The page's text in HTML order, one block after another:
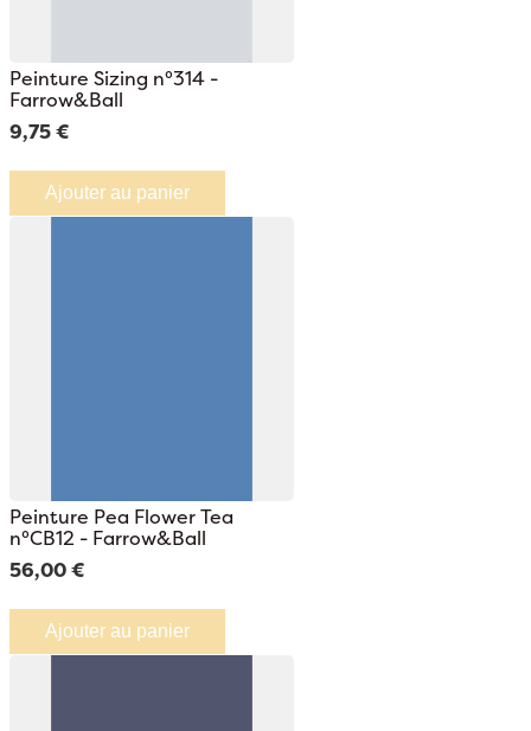
Peinture Sizing n°314 -
Farrow&Ball
9,75 €
Ajouter au panier
Peinture Pea Flower Tea
n°CB12 - Farrow&Ball
56,00 €
Ajouter au panier